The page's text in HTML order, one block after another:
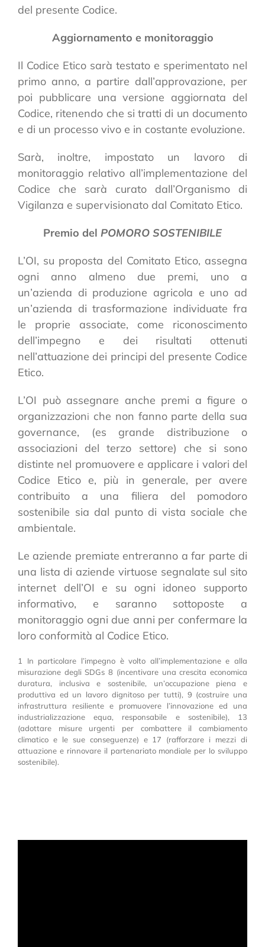
del presente Codice.
Aggiornamento e monitoraggio
Il Codice Etico sarà testato e sperimentato nel
primo anno, a partire dall’approvazione, per
poi pubblicare una versione aggiornata del
Codice, ritenendo che si tratti di un documento
e di un processo vivo e in costante evoluzione.
Sarà, inoltre, impostato un lavoro di
monitoraggio relativo all’implementazione del
Codice che sarà curato dall’Organismo di
Vigilanza e supervisionato dal Comitato Etico.
Premio del POMORO SOSTENIBILE
L’OI, su proposta del Comitato Etico, assegna
ogni anno almeno due premi, uno a
un’azienda di produzione agricola e uno ad
un’azienda di trasformazione individuate fra
le proprie associate, come riconoscimento
dell’impegno e dei risultati ottenuti
nell’attuazione dei principi del presente Codice
Etico.
L’OI può assegnare anche premi a figure o
organizzazioni che non fanno parte della sua
governance, (es grande distribuzione o
associazioni del terzo settore) che si sono
distinte nel promuovere e applicare i valori del
Codice Etico e, più in generale, per avere
contribuito a una filiera del pomodoro
sostenibile sia dal punto di vista sociale che
ambientale.
Le aziende premiate entreranno a far parte di
una lista di aziende virtuose segnalate sul sito
internet dell’OI e su ogni idoneo supporto
informativo, e saranno sottoposte a
monitoraggio ogni due anni per confermare la
loro conformità al Codice Etico.
1 In particolare l’impegno è volto all’implementazione e alla
misurazione degli SDGs 8 (incentivare una crescita economica
duratura, inclusiva e sostenibile, un’occupazione piena e
produttiva ed un lavoro dignitoso per tutti), 9 (costruire una
infrastruttura resiliente e promuovere l’innovazione ed una
industrializzazione equa, responsabile e sostenibile), 13
(adottare misure urgenti per combattere il cambiamento
climatico e le sue conseguenze) e 17 (rafforzare i mezzi di
attuazione e rinnovare il partenariato mondiale per lo sviluppo
sostenibile).